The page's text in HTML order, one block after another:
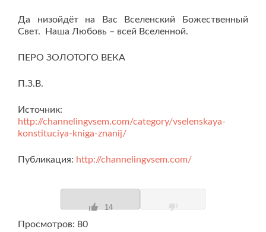
Да низойдёт на Вас Вселенский Божественный
Свет. Наша Любовь – всей Вселенной.
ПЕРО ЗОЛОТОГО ВЕКА
П.З.В.
Источник:
http://channelingvsem.com/category/vselenskaya-
konstituciya-kniga-znanij/
Публикация: http://channelingvsem.com/
14
Просмотров: 80